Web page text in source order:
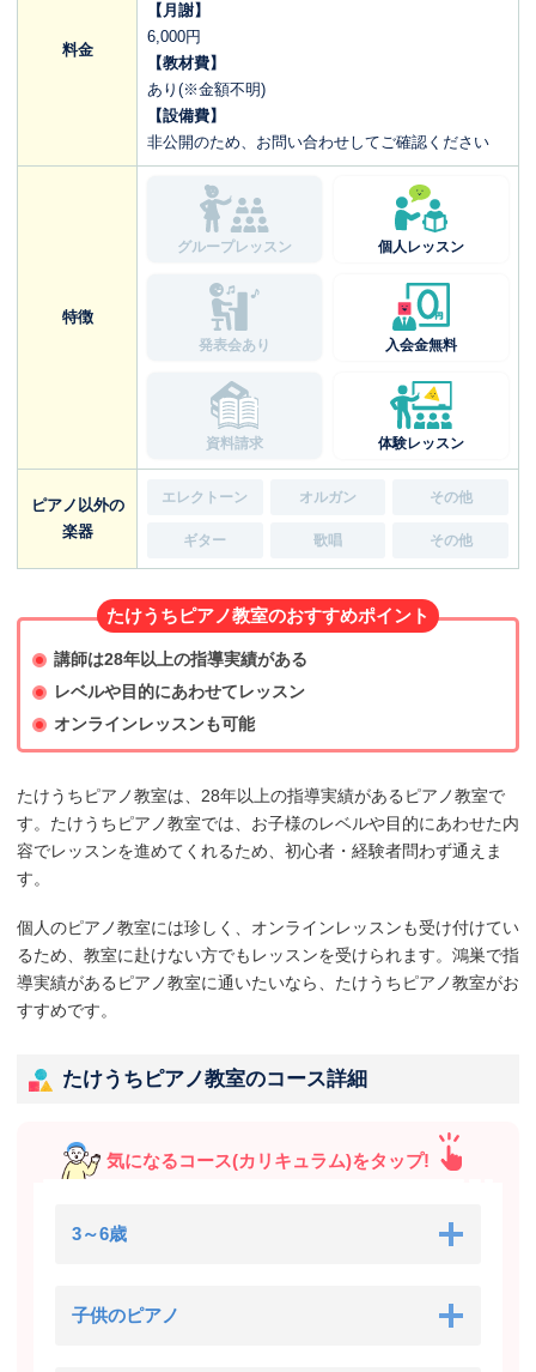
料金
【月謝】
6,000円
【教材費】
あり(※金額不明)
【設備費】
非公開のため、お問い合わせしてご確認ください
特徴
グループレッスン 個人レッスン
発表会あり 入会金無料
資料請求 体験レッスン
ピアノ以外の
楽器
エレクトーン オルガン その他
ギター 歌唱 その他
たけうちピアノ教室のおすすめポイント
講師は28年以上の指導実績がある
レベルや目的にあわせてレッスン
オンラインレッスンも可能
たけうちピアノ教室は、28年以上の指導実績があるピアノ教室で
す。たけうちピアノ教室では、お子様のレベルや目的にあわせた内
容でレッスンを進めてくれるため、初心者・経験者問わず通えま
す。
個人のピアノ教室には珍しく、オンラインレッスンも受け付けてい
るため、教室に赴けない方でもレッスンを受けられます。鴻巣で指
導実績があるピアノ教室に通いたいなら、たけうちピアノ教室がお
すすめです。
たけうちピアノ教室のコース詳細
気になるコース(カリキュラム)をタップ!
3～6歳
子供のピアノ